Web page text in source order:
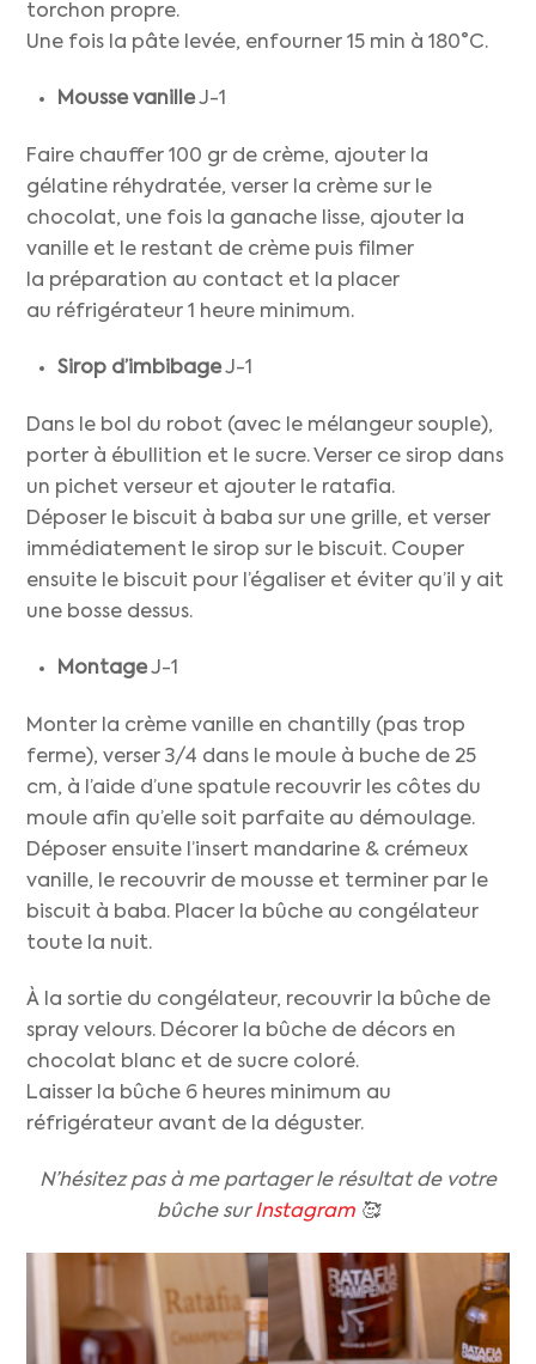
torchon propre.
Une fois la pâte levée, enfourner 15 min à 180°C.
Mousse vanilleJ-1
Faire chauffer 100 gr de crème, ajouter la
gélatine réhydratée, verser la crème sur le
chocolat, une fois la ganache lisse, ajouter la
vanille et le restant de crème puis filmer
la préparation au contact et la placer
au réfrigérateur 1 heure minimum.
Sirop d’imbibageJ-1
Dans le bol du robot (avec le mélangeur souple),
porter à ébullition et le sucre. Verser ce sirop dans
un pichet verseur et ajouter le ratafia.
Déposer le biscuit à baba sur une grille, et verser
immédiatement le sirop sur le biscuit. Couper
ensuite le biscuit pour l’égaliser et éviter qu’il y ait
une bosse dessus.
MontageJ-1
Monter la crème vanille en chantilly (pas trop
ferme), verser 3/4 dans le moule à buche de 25
cm, à l’aide d’une spatule recouvrir les côtes du
moule afin qu’elle soit parfaite au démoulage.
Déposer ensuite l’insert mandarine & crémeux
vanille, le recouvrir de mousse et terminer par le
biscuit à baba. Placer la bûche au congélateur
toute la nuit.
À la sortie du congélateur, recouvrir la bûche de
spray velours. Décorer la bûche de décors en
chocolat blanc et de sucre coloré.
Laisser la bûche 6 heures minimum au
réfrigérateur avant de la déguster.
N’hésitez pas à me partager le résultat de votre
bûche surInstagram 🥰